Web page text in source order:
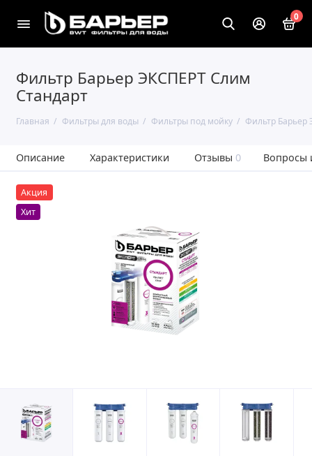
0
Фильтр Барьер ЭКСПЕРТ Слим
Стандарт
Главная Фильтры для воды Фильтры под мойку Фильтр Барьер
Описание Характеристики Отзывы 0 Вопросы
Акция
Хит